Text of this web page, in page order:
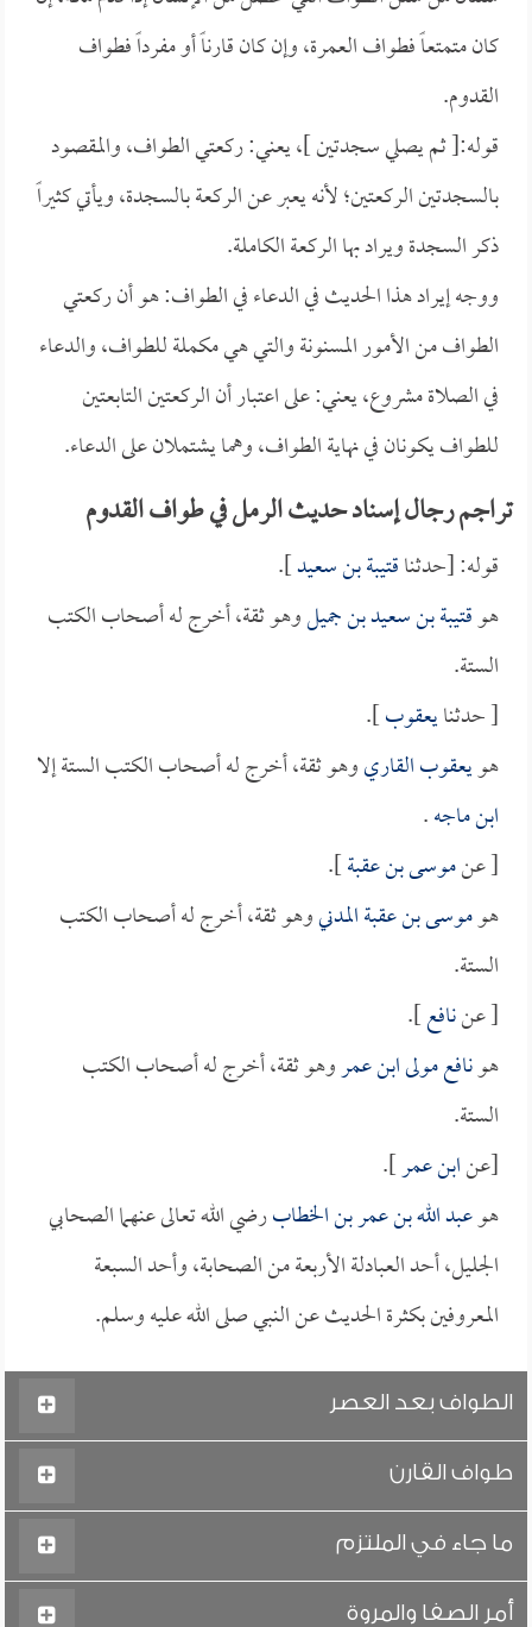
كان متمتعاً فطواف العمرة، وإن كان قارناً أو مفرداً فطواف
القدوم.
قوله:[ ثم يصلي سجدتين ]، يعني: ركعتي الطواف، والمقصود
بالسجدتين الركعتين؛ لأنه يعبر عن الركعة بالسجدة، ويأتي كثيراً
ذكر السجدة ويراد بها الركعة الكاملة.
ووجه إيراد هذا الحديث في الدعاء في الطواف: هو أن ركعتي
الطواف من الأمور المسنونة والتي هي مكملة للطواف، والدعاء
في الصلاة مشروع، يعني: على اعتبار أن الركعتين التابعتين
للطواف يكونان في نهاية الطواف، وهما يشتملان على الدعاء.
تراجم رجال إسناد حديث الرمل في طواف القدوم
قوله: [حدثناقتيبة بن سعيد].
هوقتيبة بن سعيد بن جميلوهو ثقة، أخرج له أصحاب الكتب
الستة.
[ حدثنايعقوب].
هويعقوب القاريوهو ثقة، أخرج له أصحاب الكتب الستة إلا
ابن ماجه.
[ عنموسى بن عقبة].
هوموسى بن عقبة المدنيوهو ثقة، أخرج له أصحاب الكتب
الستة.
[ عننافع].
هونافع مولى ابن عمروهو ثقة، أخرج له أصحاب الكتب
الستة.
[عنابن عمر].
هوعبد الله بن عمر بن الخطابرضي الله تعالى عنهما الصحابي
الجليل، أحد العبادلة الأربعة من الصحابة، وأحد السبعة
المعروفين بكثرة الحديث عن النبي صلى الله عليه وسلم.
الطواف بعد العصر
طواف القارن
ما جاء في الملتزم
أمر الصفا والمروة